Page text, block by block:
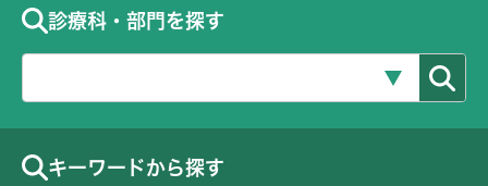
診療科・部門を探す
キーワードから探す